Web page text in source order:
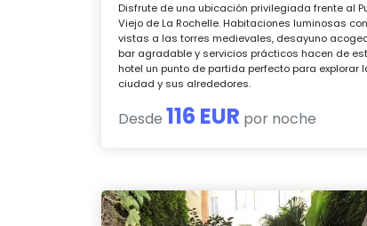
Disfrute de una ubicación privilegiada frente al
Viejo de La Rochelle. Habitaciones luminosas con
vistas a las torres medievales, desayuno
bar agradable y servicios prácticos hacen de
hotel un punto de partida perfecto para explorar
ciudad y sus alrededores.
Desde 116 EUR por noche